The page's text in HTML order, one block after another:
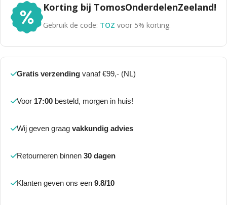
Korting bij TomosOnderdelenZeeland!
Gebruik de code: TOZ voor 5% korting.
Gratis verzending vanaf €99,- (NL)
Voor 17:00 besteld, morgen in huis!
Wij geven graag vakkundig advies
Retourneren binnen 30 dagen
Klanten geven ons een 9.8/10